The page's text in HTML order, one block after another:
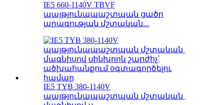
IE5 660-1140V TBVF
պայթյունապաշտպան ցածր
արագության մշտական...
IE5 TYB 380-1140V
պայթյունապաշտպան մշտական ​​